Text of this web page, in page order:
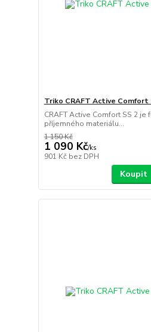
Triko CRAFT Active Comfort
CRAFT Active Comfort SS 2 je
příjemného materiálu...
1 150 Kč
1 090 Kč/ks
901 Kč bez DPH
Koupit